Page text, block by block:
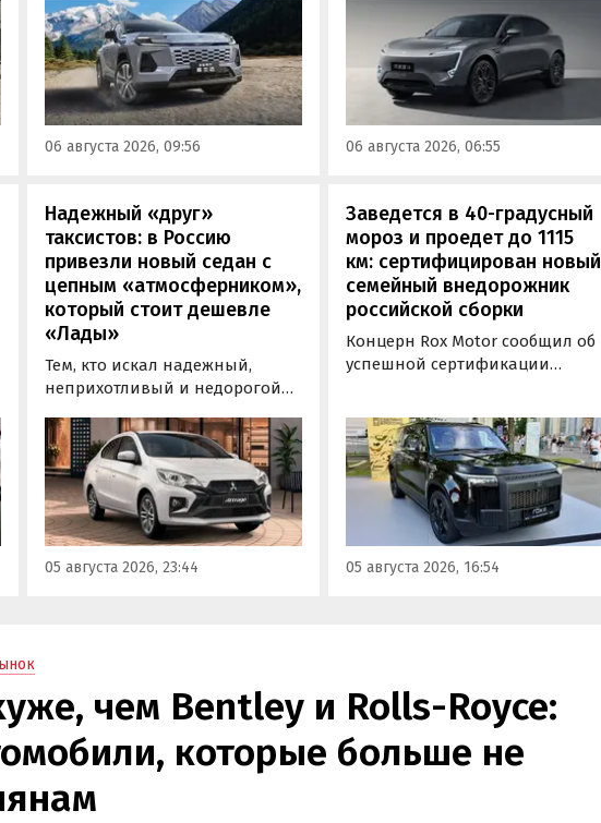
копией RAV4 для китайского
рынка. Там он стоит минимум 2
000 000 рублей по текущему
курсу, а у нас с учетом всех
расходов цены на них стартуют
от 3 700 000 рублей, выяснили
«Автоновости дня».
06 августа 2026, 09:56
кроссовера Avatr 11 в России
версиями 2026 года. Вместе с
этим из его прайс-листа
исчезло единственное
заднеприводное исполнение,
а минимальная цена модели
выросла на 760 тыс. рублей,
06 августа 2026, 06:55
Надежный «друг»
таксистов: в Россию
привезли новый седан с
цепным «атмосферником»,
который стоит дешевле
«Лады»
Тем, кто искал надежный,
неприхотливый и недорогой
может подойти популярный у
азиатских таксистов седан
Mitsubishi Attrage. В Таиланде
он стоит от 1 380 000 рублей по
текущему курсу, а «частник» из
Екатеринбурга просит за него 1
600 000 рублей, узнали
05 августа 2026, 23:44
Заведется в 40-градусный
мороз и проедет до 1115
км: сертифицирован новый
семейный внедорожник
российской сборки
Концерн Rox Motor сообщил об
успешной сертификации
Модель получила Одобрение
типа транспортного средства
(ОТТС), позволяющее
выпускаться на
калининградском заводе
«Автотор» с российским VIN-
номером.
05 августа 2026, 16:54
чем Bentley и Rolls-Royce:
которые больше не